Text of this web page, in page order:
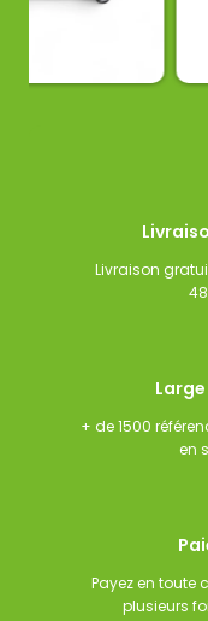
Livraison
+ de 1500
en
Payez en toute
plusieurs